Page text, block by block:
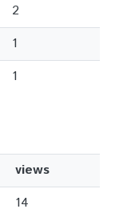
2
1
1
views
14